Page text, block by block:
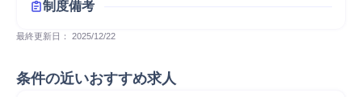
制度備考
最終更新日： 2025/12/22
条件の近いおすすめ求人